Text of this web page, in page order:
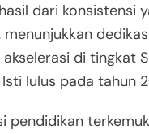
dari konsistensi
menunjukkan
di tingkat
lulus pada tahun
pendidikan